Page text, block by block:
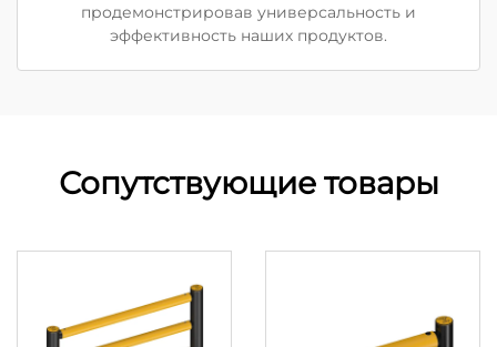
продемонстрировав универсальность и
эффективность наших продуктов.
Сопутствующие товары